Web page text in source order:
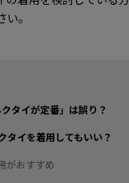
。
タイが定番」は誤り？
タイを着用してもいい？
がおすすめ